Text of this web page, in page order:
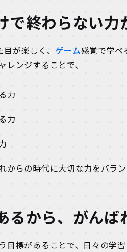
で終わらない力
が楽しく、 ゲーム感覚で学べ
レンジすることで、
力
力
からの時代に大切な力をバラ
るから、がんば
目標があることで、日々の学